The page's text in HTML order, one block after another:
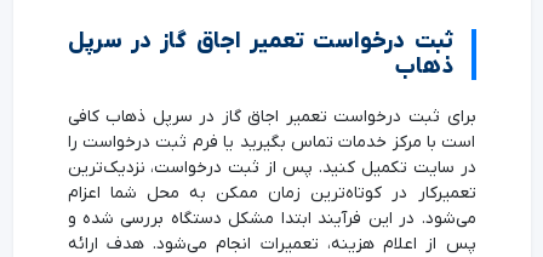
ثبت درخواست تعمیر اجاق گاز در سرپل
ذهاب
برای ثبت درخواست تعمیر اجاق گاز در سرپل ذهاب کافی
است با مرکز خدمات تماس بگیرید یا فرم ثبت درخواست را
در سایت تکمیل کنید. پس از ثبت درخواست، نزدیک‌ترین
تعمیرکار در کوتاه‌ترین زمان ممکن به محل شما اعزام
می‌شود. در این فرآیند ابتدا مشکل دستگاه بررسی شده و
پس از اعلام هزینه، تعمیرات انجام می‌شود. هدف ارائه